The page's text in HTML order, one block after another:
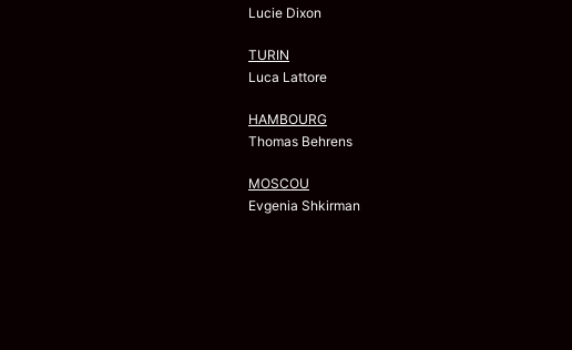
Lucie Dixon
TURIN
Luca Lattore
HAMBOURG
Thomas Behrens
MOSCOU
Evgenia Shkirman